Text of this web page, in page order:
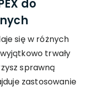
do
się w różnych
trwały
sprawną
zastosowanie